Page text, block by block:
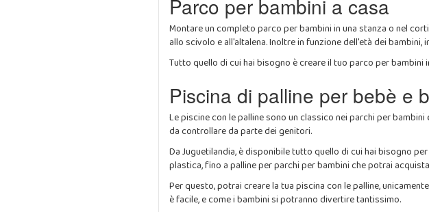
Parco per bambini a casa
Montare un completo parco per bambini in una stanza o nel
allo scivolo e all'altalena. Inoltre in funzione dell'età dei
Tutto quello di cui hai bisogno è creare il tuo parco per
Piscina di palline per bebè e
Le piscine con le palline sono un classico nei parchi per
da controllare da parte dei genitori.
Da Juguetilandia, è disponibile tutto quello di cui hai bisogno
plastica, fino a palline per parchi per bambini che potrai
Per questo, potrai creare la tua piscina con le palline,
è facile, e come i bambini si potranno divertire tantissimo.